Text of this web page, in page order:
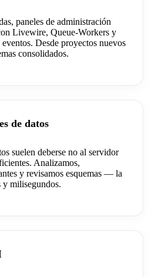
paneles de administración
Livewire, Queue-Workers y
Desde proyectos nuevos
consolidados.
de datos
suelen deberse no al servidor
Analizamos,
y revisamos esquemas — la
y milisegundos.